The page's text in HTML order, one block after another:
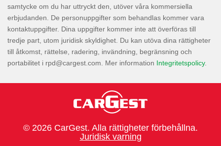
samtycke om du har uttryckt den, utöver våra kommersiella
erbjudanden. De personuppgifter som behandlas kommer vara
kontaktuppgifter. Dina uppgifter kommer inte att överföras till
tredje part, utom juridisk skyldighet. Du kan utöva dina rättigheter
till åtkomst, rättelse, radering, invändning, begränsning och
portabilitet i
. Mer information Integritetspolicy.
© 2026 CarGest. Alla rättigheter förbehållna.
Juridisk varning